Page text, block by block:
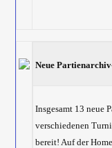
Neue
Insgesamt 13 neue
verschiedenen
bereit! Auf der